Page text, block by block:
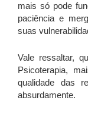
mais só pode
paciência e
suas
Vale ressaltar,
Psicoterapia,
qualidade das
absurdamente.